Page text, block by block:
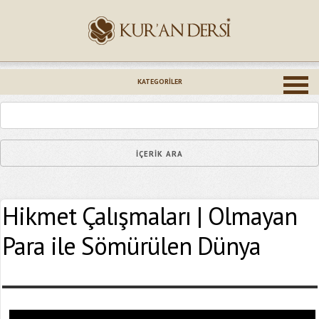
KATEGORILER
Hikmet Çalışmaları | Olmayan
Para ile Sömürülen Dünya
Epostanız (*)
Yaşadığınız Hatanın Ayrıntıları